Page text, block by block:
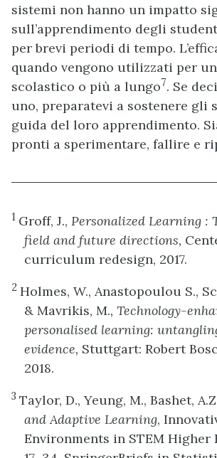
sistemi non hanno un impatto
sull’apprendimento degli
per brevi periodi di tempo.
quando vengono utilizzati per
scolastico o più a lungo7. Se
uno, preparatevi a sostenere gli
guida del loro apprendimento.
pronti a sperimentare, fallire e
1 Groff, J., Personalized Learning :
field and future directions,
curriculum redesign, 2017.
2 Holmes, W., Anastopoulou S.,
& Mavrikis, M., Technology-
personalised learning:
evidence, Stuttgart: Robert
2018.
3 Taylor, D., Yeung, M., Bashet,
and Adaptive Learning,
Environments in STEM Higher